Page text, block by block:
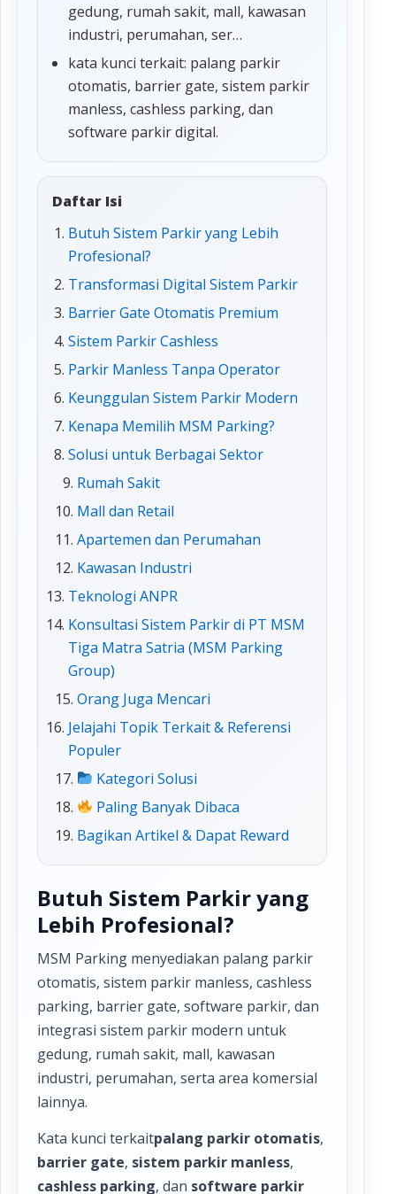
gedung, rumah sakit, mall, kawasan
industri, perumahan, ser…
kata kunci terkait: palang parkir
otomatis, barrier gate, sistem parkir
manless, cashless parking, dan
software parkir digital.
Daftar Isi
Butuh Sistem Parkir yang Lebih
Profesional?
Transformasi Digital Sistem Parkir
Barrier Gate Otomatis Premium
Sistem Parkir Cashless
Parkir Manless Tanpa Operator
Keunggulan Sistem Parkir Modern
Kenapa Memilih MSM Parking?
Solusi untuk Berbagai Sektor
Rumah Sakit
Mall dan Retail
Apartemen dan Perumahan
Kawasan Industri
Teknologi ANPR
Konsultasi Sistem Parkir di PT MSM
Tiga Matra Satria (MSM Parking
Group)
Orang Juga Mencari
Jelajahi Topik Terkait & Referensi
Populer
Kategori Solusi
Paling Banyak Dibaca
Bagikan Artikel & Dapat Reward
Butuh Sistem Parkir yang
Lebih Profesional?
MSM Parking menyediakan palang parkir
otomatis, sistem parkir manless, cashless
parking, barrier gate, software parkir, dan
integrasi sistem parkir modern untuk
gedung, rumah sakit, mall, kawasan
industri, perumahan, serta area komersial
lainnya.
Kata kunci terkaitpalang parkir otomatis,
barrier gate, sistem parkir manless,
cashless parking, dan software parkir